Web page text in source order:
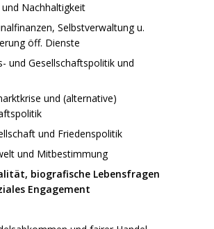
Nachhaltigkeit
Selbstverwaltung u.
öff. Dienste
und Gesellschaftspolitik und
und (alternative)
und Friedenspolitik
und Mitbestimmung
biografische Lebensfragen
Engagement